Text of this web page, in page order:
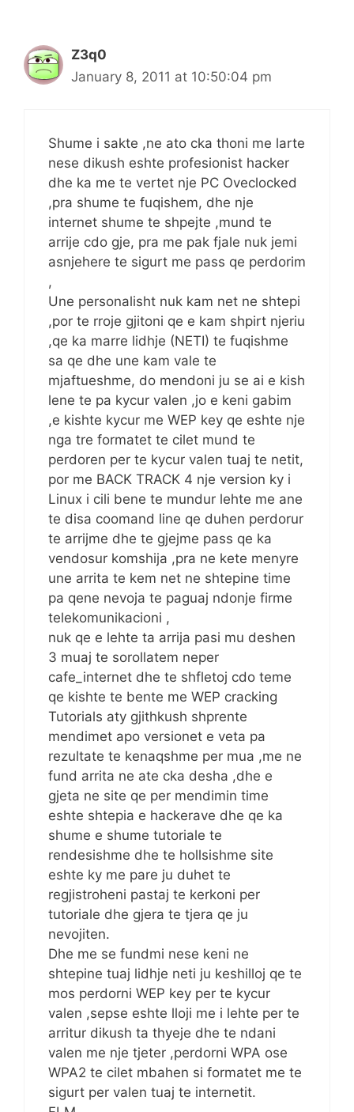
Z3q0
January 8, 2011 at 10:50:04 pm
Shume i sakte ,ne ato cka thoni me larte
nese dikush eshte profesionist hacker
dhe ka me te vertet nje PC Oveclocked
,pra shume te fuqishem, dhe nje
internet shume te shpejte ,mund te
arrije cdo gje, pra me pak fjale nuk jemi
asnjehere te sigurt me pass qe perdorim
,
Une personalisht nuk kam net ne shtepi
,por te rroje gjitoni qe e kam shpirt njeriu
,qe ka marre lidhje (NETI) te fuqishme
sa qe dhe une kam vale te
mjaftueshme, do mendoni ju se ai e kish
lene te pa kycur valen ,jo e keni gabim
,e kishte kycur me WEP key qe eshte nje
nga tre formatet te cilet mund te
perdoren per te kycur valen tuaj te netit,
por me BACK TRACK 4 nje version ky i
Linux i cili bene te mundur lehte me ane
te disa coomand line qe duhen perdorur
te arrijme dhe te gjejme pass qe ka
vendosur komshija ,pra ne kete menyre
une arrita te kem net ne shtepine time
pa qene nevoja te paguaj ndonje firme
telekomunikacioni ,
nuk qe e lehte ta arrija pasi mu deshen
3 muaj te sorollatem neper
cafe_internet dhe te shfletoj cdo teme
qe kishte te bente me WEP cracking
Tutorials aty gjithkush shprente
mendimet apo versionet e veta pa
rezultate te kenaqshme per mua ,me ne
fund arrita ne ate cka desha ,dhe e
gjeta ne site qe per mendimin time
eshte shtepia e hackerave dhe qe ka
shume e shume tutoriale te
rendesishme dhe te hollsishme site
eshte ky me pare ju duhet te
regjistroheni pastaj te kerkoni per
tutoriale dhe gjera te tjera qe ju
nevojiten.
Dhe me se fundmi nese keni ne
shtepine tuaj lidhje neti ju keshilloj qe te
mos perdorni WEP key per te kycur
valen ,sepse eshte lloji me i lehte per te
arritur dikush ta thyeje dhe te ndani
valen me nje tjeter ,perdorni WPA ose
WPA2 te cilet mbahen si formatet me te
sigurt per valen tuaj te internetit.